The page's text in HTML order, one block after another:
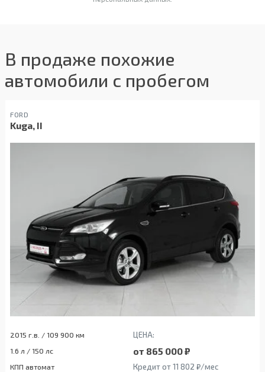
В продаже похожие
автомобили с пробегом
FORD
Kuga, II
2015 г.в. / 109 900 км ЦЕНА:
1.6 л / 150 лс от 865 000 ₽
КПП автомат Кредит от 11 802 ₽/мес